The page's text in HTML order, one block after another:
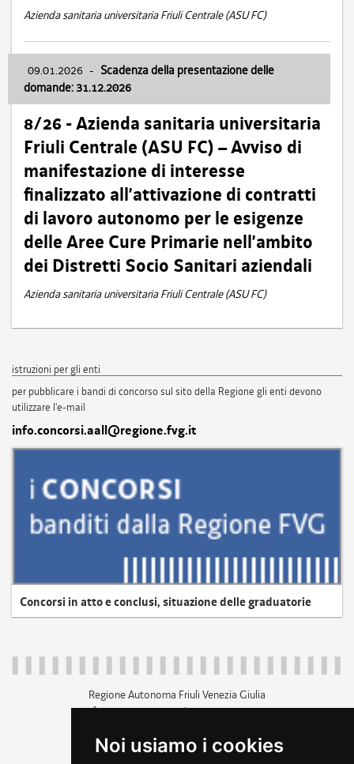
Noi usiamo i cookies
Azienda sanitaria universitaria Friuli Centrale (ASU FC)
09.01.2026 - Scadenza della presentazione delle
domande: 31.12.2026
8/26 - Azienda sanitaria universitaria
Friuli Centrale (ASU FC) – Avviso di
manifestazione di interesse
finalizzato all’attivazione di contratti
di lavoro autonomo per le esigenze
delle Aree Cure Primarie nell’ambito
dei Distretti Socio Sanitari aziendali
Azienda sanitaria universitaria Friuli Centrale (ASU FC)
istruzioni per gli enti
per pubblicare i bandi di concorso sul sito della Regione gli enti devono
utilizzare l'e-mail
info.concorsi.aall@regione.fvg.it
Concorsi in atto e conclusi, situazione delle graduatorie
Regione Autonoma Friuli Venezia Giulia
c.f. 80014930327; p.iva 00526040324
+39 040 3771111